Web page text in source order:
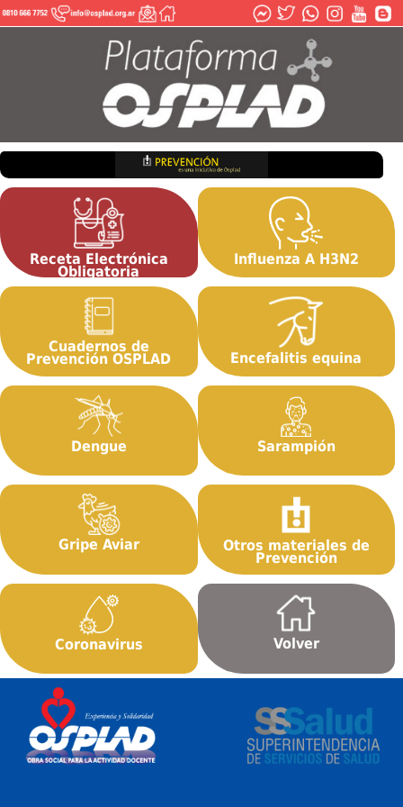
Receta Electrónica
Obligatoria
Descargar App
Influenza A H3N2
Cuadernos de
Prevención OSPLAD Encefalitis equina
Dengue Sarampión
Gripe Aviar Otros materiales de
Prevención
Coronavirus Volver